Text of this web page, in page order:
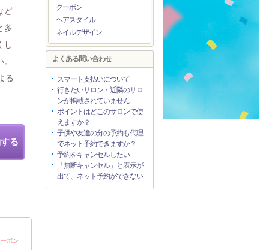
ど
多
し
る
る
ポン
クーポン
ヘアスタイル
ネイルデザイン
よくある問い合わせ
スマート支払いについて
行きたいサロン・近隣のサロ
ンが掲載されていません
ポイントはどこのサロンで使
えますか？
子供や友達の分の予約も代理
でネット予約できますか？
予約をキャンセルしたい
「無断キャンセル」と表示が
出て、ネット予約ができない